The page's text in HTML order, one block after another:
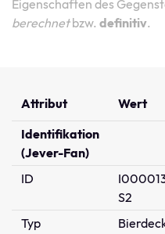
Eigenschaften des
berechnetbzw. definitiv.
Attribut Wert
Identifikation
(Jever-Fan)
ID
S2
Typ